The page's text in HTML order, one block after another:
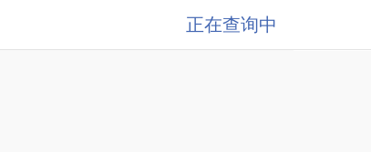
正在查询中